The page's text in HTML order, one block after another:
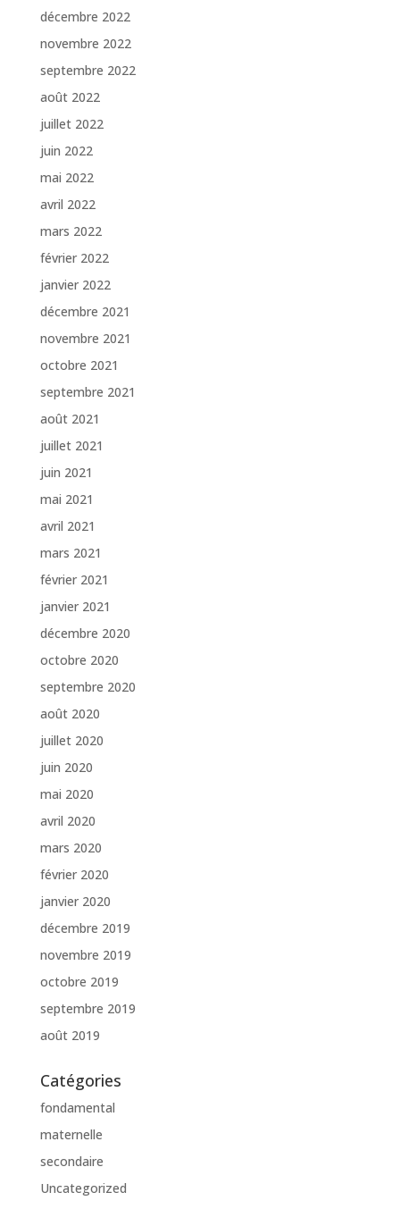
décembre 2022
novembre 2022
septembre 2022
août 2022
juillet 2022
juin 2022
mai 2022
avril 2022
mars 2022
février 2022
janvier 2022
décembre 2021
novembre 2021
octobre 2021
septembre 2021
août 2021
juillet 2021
juin 2021
mai 2021
avril 2021
mars 2021
février 2021
janvier 2021
décembre 2020
octobre 2020
septembre 2020
août 2020
juillet 2020
juin 2020
mai 2020
avril 2020
mars 2020
février 2020
janvier 2020
décembre 2019
novembre 2019
octobre 2019
septembre 2019
août 2019
Catégories
fondamental
maternelle
secondaire
Uncategorized